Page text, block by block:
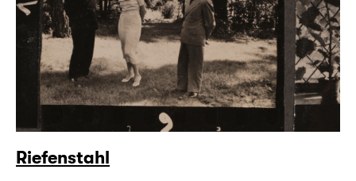
Riefenstahl